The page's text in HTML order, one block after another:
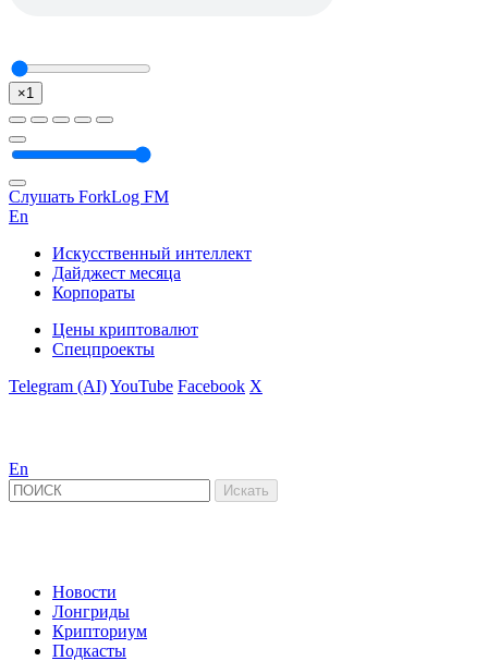
×1
Слушать ForkLog FM
En
Искусственный интеллект
Дайджест месяца
Корпораты
Цены криптовалют
Спецпроекты
Telegram (AI)YouTube Facebook X
En
Новости
Лонгриды
Крипториум
Подкасты